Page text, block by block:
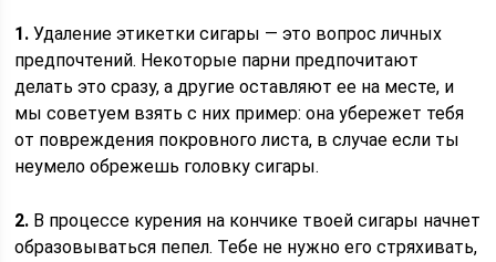
1. Удаление этикетки сигары — это вопрос личных
предпочтений. Некоторые парни предпочитают
делать это сразу, а другие оставляют ее на месте, и
мы советуем взять с них пример: она убережет тебя
от повреждения покровного листа, в случае если ты
неумело обрежешь головку сигары.
2. В процессе курения на кончике твоей сигары начнет
образовываться пепел. Тебе не нужно его стряхивать,